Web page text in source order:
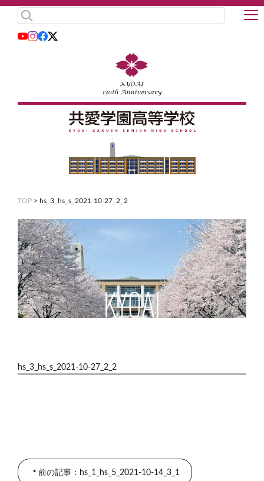
TOP > hs_3_hs_s_2021-10-27_2_2
hs_3_hs_s_2021-10-27_2_2
前の記事：hs_1_hs_5_2021-10-14_3_1